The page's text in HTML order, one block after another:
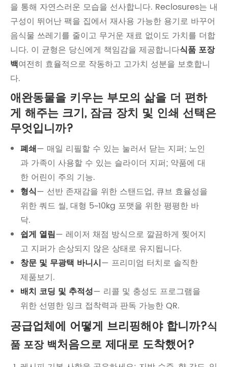
을 통해 자연스러운 모습을 선사합니다. Reclosures는 내
구성이 뛰어난 팩을 집에서 재사용 가능한 용기로 바꾸어
음식물 쓰레기를 줄이고 무거운 재료 없이도 가치를 더합
니다. 이 균형은 당신에게 책임감을 제공합니다식품 포장
백여전히 효율적으로 작동하고 고가치 성분을 보호합니
다.
애완동물을 키우는 부모의 삶을 더 편하
게 해주는 크기, 잠금 장치 및 인쇄 선택은
무엇입니까?
폐쇄— 매일 리필할 수 있는 눌러서 닫는 지퍼; 노인
과 가족이 사용할 수 있는 슬라이더 지퍼; 약품에 대
한 어린이 주의 기능.
형식— 선반 존재감을 위한 스탠드업, 큐브 효율성을
위한 쿼드 씰, 대형 5~10kg 포맷을 위한 평평한 바
닥.
쉽게 열림— 레이저 채점 방식으로 깔끔하게 찢어지
고 지퍼가 손상되지 않은 상태로 유지됩니다.
창문 및 무광택 바니시— 프리미엄 터치로 솔직한
제품보기.
배치 코딩 및 추적성— 리콜 및 충성도 프로그램을
위한 선명한 잉크 접착력과 판독 가능한 QR.
공급업체에 어떻게 브리핑해야 합니까?식
품 포장 백처음으로 제대로 도착했어?